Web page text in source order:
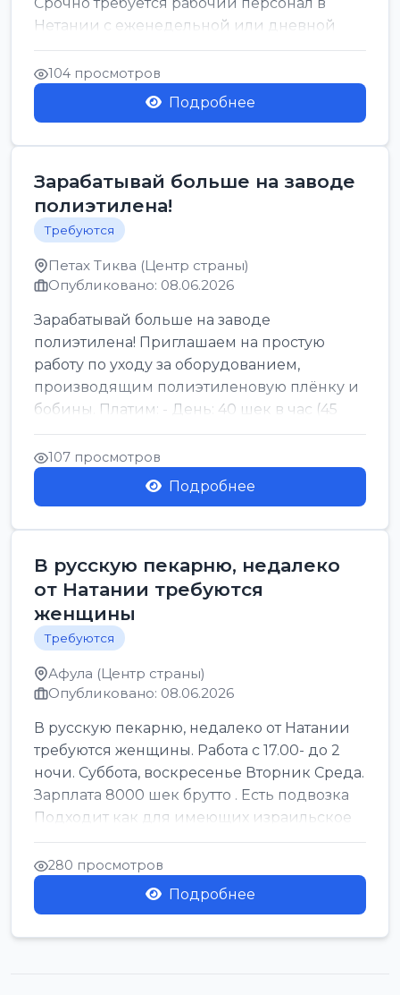
Нетании с еженедельной или дневной
оплатой<br />
Свежие вакансии в Нетании дл...
104 просмотров
Подробнее
Зарабатывай больше на заводе
полиэтилена!
Требуются
Петах Тиква (Центр страны)
Опубликовано: 08.06.2026
Зарабатывай больше на заводе
полиэтилена! Приглашаем на простую
работу по уходу за оборудованием,
производящим полиэтиленовую плёнку и
бобины. Платим: - День: 40 шек в час (45
для синих бумаг и виз) -...
107 просмотров
Подробнее
В русскую пекарню, недалеко
от Натании требуются
женщины
Требуются
Афула (Центр страны)
Опубликовано: 08.06.2026
В русскую пекарню, недалеко от Натании
требуются женщины. Работа с 17.00- до 2
ночи. Суббота, воскресенье Вторник Среда.
Зарплата 8000 шек брутто . Есть подвозка
Подходит как для имеющих израильское
г...
280 просмотров
Подробнее